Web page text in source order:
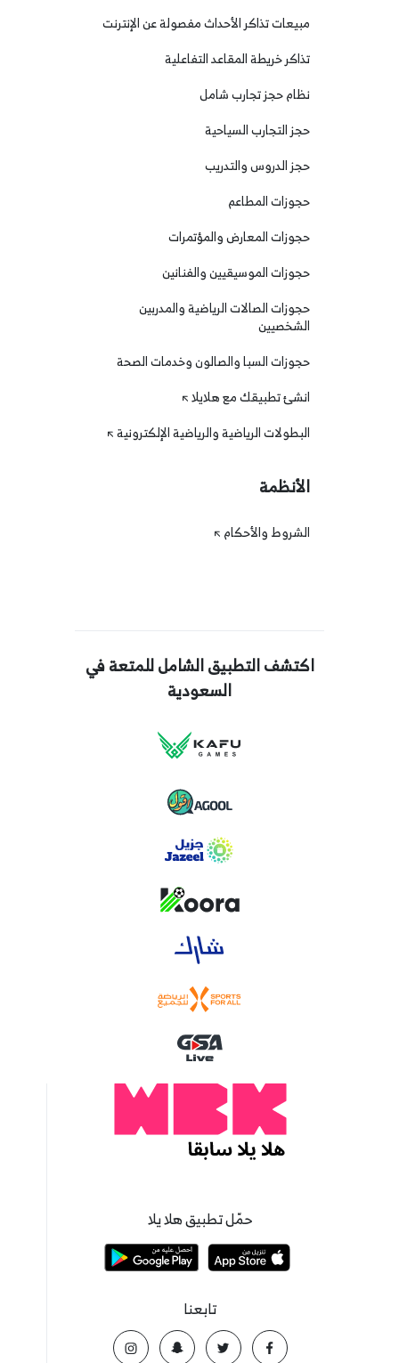
حمّل تطبيق هلا يلا
تابعنا
مبيعات تذاكر الأحداث مفصولة عن الإنترنت
تذاكر خريطة المقاعد التفاعلية
نظام حجز تجارب شامل
حجز التجارب السياحية
حجز الدروس والتدريب
حجوزات المطاعم
حجوزات المعارض والمؤتمرات
حجوزات الموسيقيين والفنانين
حجوزات الصالات الرياضية والمدربين
الشخصيين
حجوزات السبا والصالون وخدمات الصحة
انشئ تطبيقك مع هلايلا
البطولات الرياضية والرياضية الإلكترونية
الأنظمة
الشروط والأحكام
اكتشف التطبيق الشامل للمتعة في
السعودية